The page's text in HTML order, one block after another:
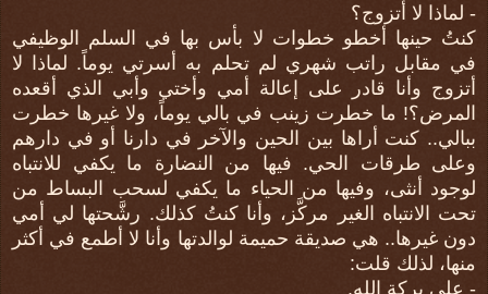
- لماذا لا أتزوج؟
كنتُ حينها أخطو خطوات لا بأس بها في السلم الوظيفي
في مقابل راتب شهري لم تحلم به أسرتي يوماً. لماذا لا
أتزوج وأنا قادر على إعالة أمي وأختي وأبي الذي أقعده
المرض؟! ما خطرت زينب في بالي يوماً، ولا غيرها خطرت
ببالي.. كنت أراها بين الحين والآخر في دارنا أو في دارهم
وعلى طرقات الحي. فيها من النضارة ما يكفي للانتباه
لوجود أنثى، وفيها من الحياء ما يكفي لسحب البساط من
تحت الانتباه الغير مركَّز، وأنا كنتُ كذلك. رشَّحتها لي أمي
دون غيرها.. هي صديقة حميمة لوالدتها وأنا لا أطمع في أكثر
منها، لذلك قلت:
- على بركة الله.